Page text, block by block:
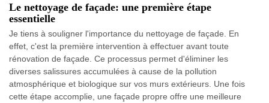
Le nettoyage de façade: une première étape
essentielle
Je tiens à souligner l'importance du nettoyage de façade. En
effet, c'est la première intervention à effectuer avant toute
rénovation de façade. Ce processus permet d'éliminer les
diverses salissures accumulées à cause de la pollution
atmosphérique et biologique sur vos murs extérieurs. Une fois
cette étape accomplie, une façade propre offre une meilleure